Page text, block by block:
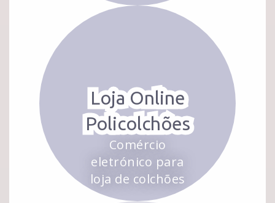
Loja Online
Policolchões
Comércio
eletrónico para
loja de colchões